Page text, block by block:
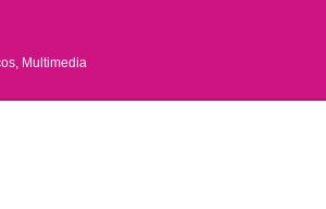
Multimedia